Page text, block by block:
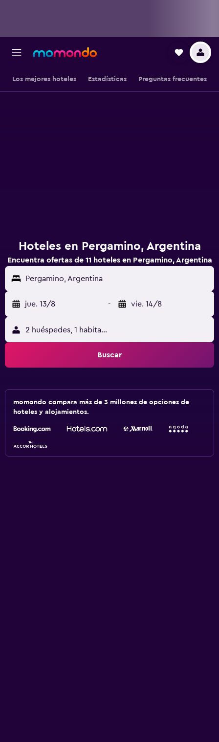
Los mejores hoteles Estadísticas Preguntas frecuentes
Hoteles en Pergamino, Argentina
Encuentra ofertas de 11 hoteles en Pergamino, Argentina
Pergamino, Argentina
jue. 13/8 - vie. 14/8
2 huéspedes, 1 habitación
Buscar
momondo compara más de 3 millones de opciones de
hoteles y alojamientos.